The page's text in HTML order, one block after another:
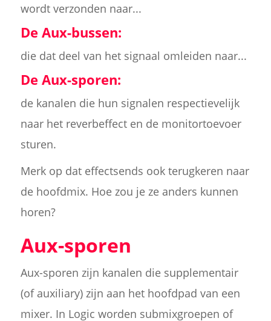
wordt verzonden naar...
De Aux-bussen:
die dat deel van het signaal omleiden naar...
De Aux-sporen:
de kanalen die hun signalen respectievelijk
naar het reverbeffect en de monitortoevoer
sturen.
Merk op dat effectsends ook terugkeren naar
de hoofdmix. Hoe zou je ze anders kunnen
horen?
Aux-sporen
Aux-sporen zijn kanalen die supplementair
(of auxiliary) zijn aan het hoofdpad van een
mixer. In Logic worden submixgroepen of